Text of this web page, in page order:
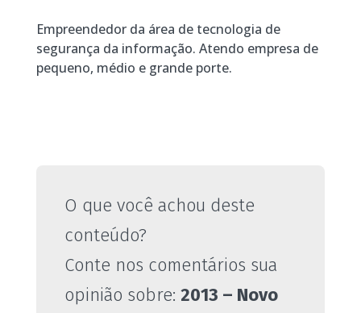
Empreendedor da área de tecnologia de
segurança da informação. Atendo empresa de
pequeno, médio e grande porte.
O que você achou deste
conteúdo?
Conte nos comentários sua
opinião sobre: 2013 – Novo